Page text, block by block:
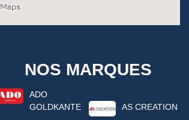
NOS MARQUES
ADO
GOLDKANTE
AS CREATION